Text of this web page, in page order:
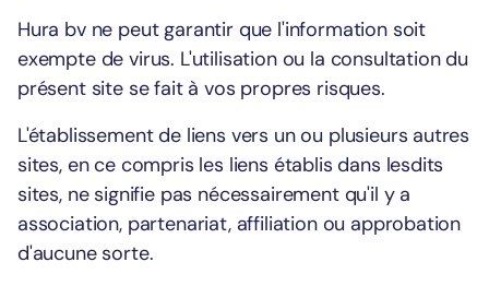
Hura bv ne peut garantir que l'information soit
exempte de virus. L'utilisation ou la consultation du
présent site se fait à vos propres risques.
L'établissement de liens vers un ou plusieurs autres
sites, en ce compris les liens établis dans lesdits
sites, ne signifie pas nécessairement qu'il y a
association, partenariat, affiliation ou approbation
d'aucune sorte.